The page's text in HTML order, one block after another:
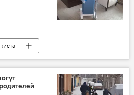
Здравоохранение